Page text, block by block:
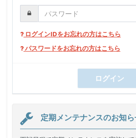
ログインIDをお忘れの方はこちら
パスワードをお忘れの方はこちら
ログイン
定期メンテナンスのお知